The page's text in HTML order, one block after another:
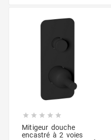
    
Mitigeur douche
encastré à 2 voies